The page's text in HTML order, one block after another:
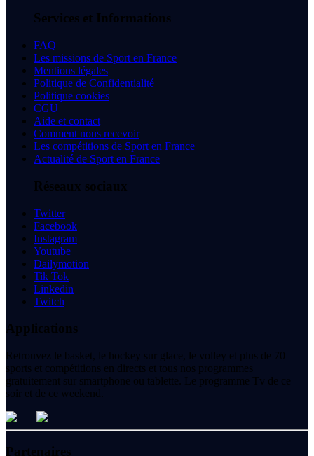
Services et Informations
FAQ
Les missions de Sport en France
Mentions légales
Politique de Confidentialité
Politique cookies
CGU
Aide et contact
Comment nous recevoir
Les compétitions de Sport en France
Actualité de Sport en France
Réseaux sociaux
Twitter
Facebook
Instagram
Youtube
Dailymotion
Tik Tok
Linkedin
Twitch
Applications
Retrouvez le basket, le hockey sur glace, le volley et plus de 70
sports et compétitions en directs et tous nos programmes
gratuitement sur smartphone ou tablette. Le programme Tv de ce
soir et de ce weekend.
Partenaires